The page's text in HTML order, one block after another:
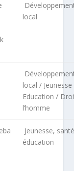
local
local /
Education /
l’homme
Jeunesse,
éducation